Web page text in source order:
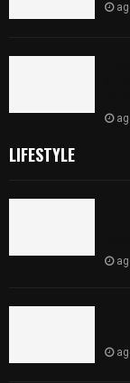
LIFESTYLE